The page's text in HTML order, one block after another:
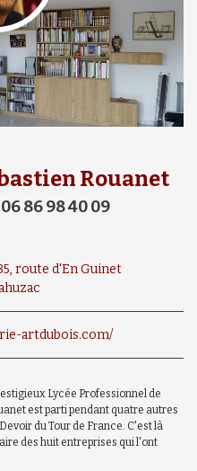
Rouanet
86 98 40 09
route d'En Guinet
artdubois.com/
Lycée Professionnel de
est parti pendant quatre autres
du Tour de France. C'est là
des huit entreprises qui l'ont